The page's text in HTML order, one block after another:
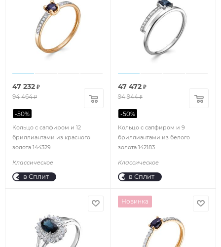
Кольцо с сапфиром и 12
бриллиантами из красного
золота 144329
Классическое
47 232 ₽
94 464₽
-50%
в Сплит
Кольцо с сапфиром и 9
бриллиантами из белого
золота 142183
Классическое
47 472₽
94 944₽
-50%
в Сплит
Новинка